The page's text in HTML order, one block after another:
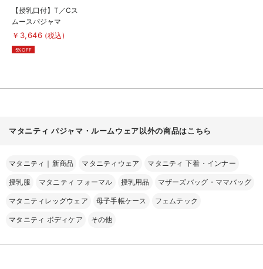
商
品
詳
を
見
る
【授乳口付】T／Cス
ムースパジャマ
￥3,646 (税込)
5%OFF
マタニティ パジャマ・ルームウェア以外の商品はこちら
マタニティ｜新商品 マタニティウェア マタニティ 下着・インナー
授乳服 マタニティ フォーマル 授乳用品 マザーズバッグ・ママバッグ
マタニティレッグウェア 母子手帳ケース フェムテック
マタニティ ボディケア その他